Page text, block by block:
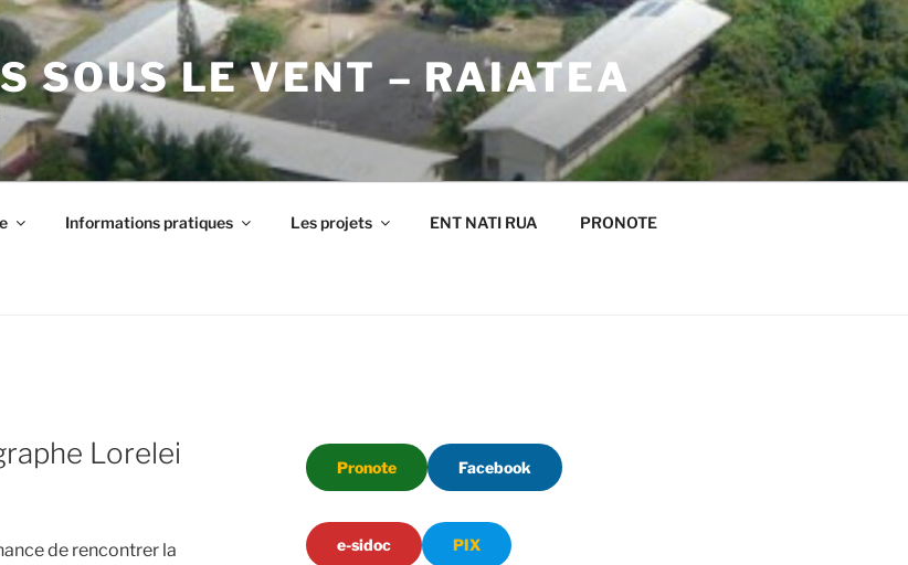
SOUS LE VENT – RAIATEA
Informations pratiques Les projets ENT NATI RUA PRONOTE
Lorelei
de rencontrer la
Pronote Facebook
e-sidoc PIX